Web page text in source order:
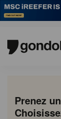
Prenez